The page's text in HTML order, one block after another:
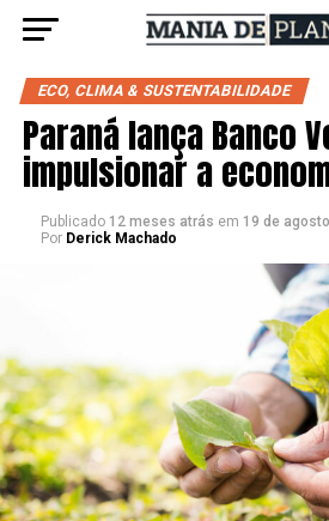
ECO, CLIMA & SUSTENTABILIDADE
Paraná lança Banco
impulsionar a
Publicado 12 meses atrás em 19 de
Por Derick Machado